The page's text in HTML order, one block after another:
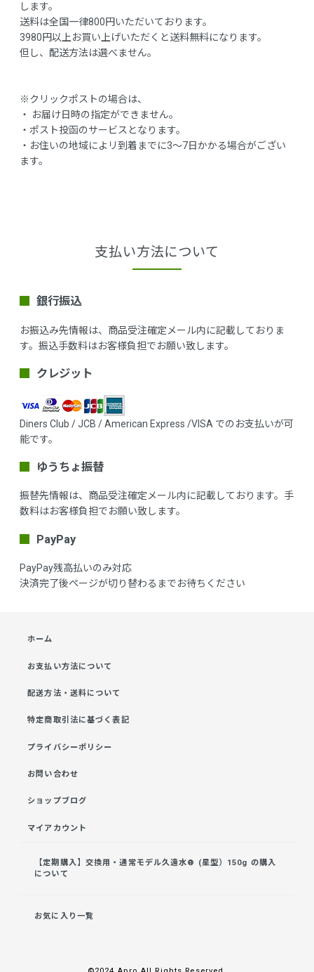
します。
送料は全国一律800円いただいております。
3980円以上お買い上げいただくと送料無料になります。
但し、配送方法は選べません。
※クリックポストの場合は、
・ お届け日時の指定ができません。
・ポスト投函のサービスとなります。
・お住いの地域によリ到着までに3～7日かかる場合がござい
ます。
支払い方法について
銀行振込
お振込み先情報は、商品受注確定メール内に記載しておりま
す。振込手数料はお客様負担でお願い致します。
クレジット
Diners Club / JCB / American Express /VISA でのお支払いが可
能です。
ゆうちょ振替
振替先情報は、商品受注確定メール内に記載しております。手
数料はお客様負担でお願い致します。
PayPay
PayPay残高払いのみ対応
決済完了後ページが切り替わるまでお待ちください
ホーム
お支払い方法について
配送方法・送料について
特定商取引法に基づく表記
プライバシーポリシー
お問い合わせ
ショップブログ
マイアカウント
【定期購入】交換用・通常モデル久遠水® (星型）150g の購入
について
お気に入り一覧